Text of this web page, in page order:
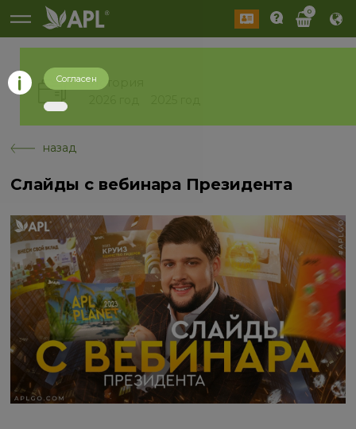
0
История
назад
Слайды с вебинара Президента
Согласен